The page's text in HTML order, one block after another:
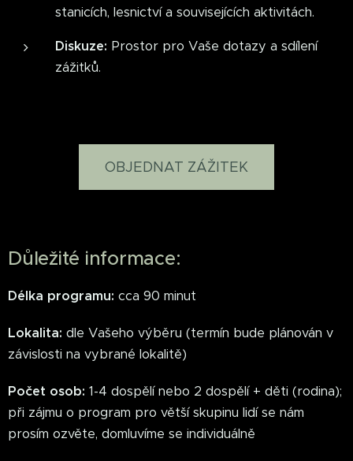
stanicích, lesnictví a souvisejících aktivitách.
Diskuze: Prostor pro Vaše dotazy a sdílení
zážitků.
OBJEDNAT ZÁŽITEK
Důležité informace:
Délka programu: cca 90 minut
Lokalita: dle Vašeho výběru (termín bude plánován v
závislosti na vybrané lokalitě)
Počet osob: 1-4 dospělí nebo 2 dospělí + děti (rodina);
při zájmu o program pro větší skupinu lidí se nám
prosím ozvěte, domluvíme se individuálně